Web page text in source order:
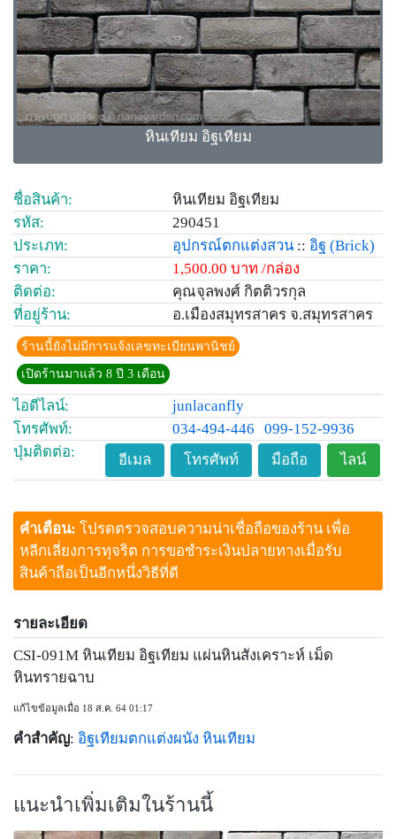
หินเทียม อิฐเทียม
ชื่อสินค้า:
หินเทียม อิฐเทียม
รหัส:
290451
ประเภท:
อุปกรณ์ตกแต่งสวน :: อิฐ (Brick)
ราคา:
1,500.00 บาท /กล่อง
ติดต่อ:
คุณจุลพงศ์ กิตติวรกุล
ที่อยู่ร้าน:
อ.เมืองสมุทรสาคร จ.สมุทรสาคร
ร้านนี้ยังไม่มีการแจ้งเลขทะเบียนพานิชย์
เปิดร้านมาแล้ว 8 ปี 3 เดือน
ไอดีไลน์:
junlacanfly
โทรศัพท์:
034-494-446
099-152-9936
ปุ่มติดต่อ:
อีเมล โทรศัพท์ มือถือ ไลน์
คำเตือน: โปรดตรวจสอบความน่าเชื่อถือของร้าน เพื่อ
หลีกเลี่ยงการทุจริต การขอชำระเงินปลายทางเมื่อรับ
สินค้าถือเป็นอีกหนึ่งวิธีที่ดี
รายละเอียด
CSI-091M หินเทียม อิฐเทียม แผ่นหินสังเคราะห์ เม็ด
หินทรายฉาบ
แก้ไขข้อมูลเมื่อ 18 ส.ค. 64 01:17
คำสำคัญ: อิฐเทียมตกแต่งผนัง หินเทียม
แนะนำเพิ่มเติมในร้านนี้